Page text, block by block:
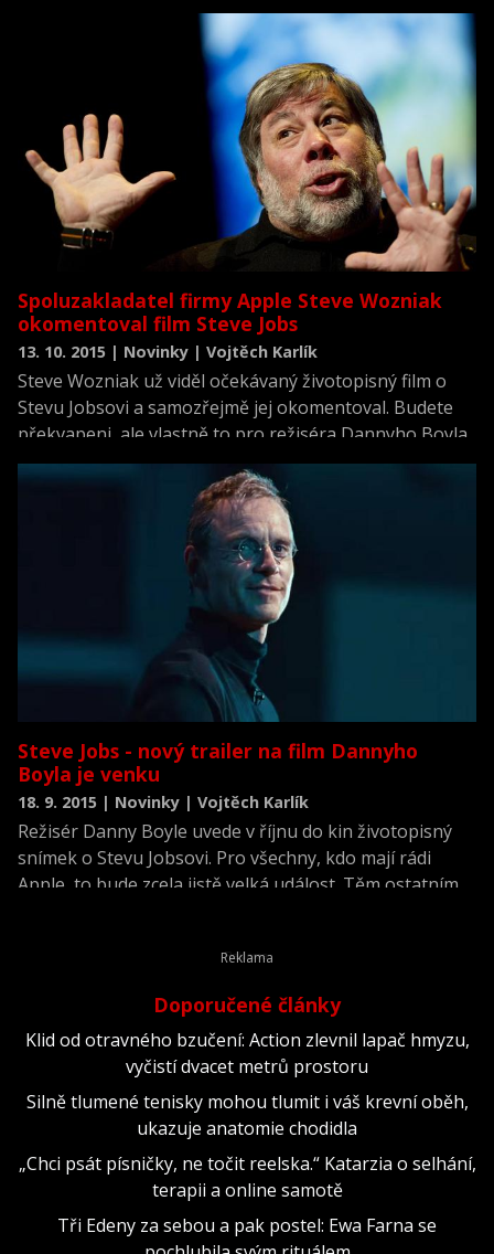
z chatrče). S Michaelem Fassbenderem v hlavní roli.
Spoluzakladatel firmy Apple Steve Wozniak
okomentoval film Steve Jobs
13. 10. 2015 | Novinky | Vojtěch Karlík
Steve Wozniak už viděl očekávaný životopisný film o
Stevu Jobsovi a samozřejmě jej okomentoval. Budete
překvapeni, ale vlastně to pro režiséra Dannyho Boyla
a herce Michaela Fassbendera nedopadlo špatně.
Steve Jobs - nový trailer na film Dannyho
Boyla je venku
18. 9. 2015 | Novinky | Vojtěch Karlík
Režisér Danny Boyle uvede v říjnu do kin životopisný
snímek o Stevu Jobsovi. Pro všechny, kdo mají rádi
Apple, to bude zcela jistě velká událost. Těm ostatním
Trainspotting, či Milionář z chatrče, bude prostě
Doporučené články
Klid od otravného bzučení: Action zlevnil lapač hmyzu,
vyčistí dvacet metrů prostoru
Silně tlumené tenisky mohou tlumit i váš krevní oběh,
ukazuje anatomie chodidla
„Chci psát písničky, ne točit reelska.“ Katarzia o selhání,
terapii a online samotě
Tři Edeny za sebou a pak postel: Ewa Farna se